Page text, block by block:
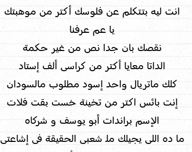
انت ليه بتتكلم عن فلوسك أكتر من موهبتك
يا عم عرفنا
نقصك بان جدا نص من غير حكمة
الداتا معايا أكتر من كراسى ألف إستاد
كلك ماتريال واحد إسود مطلوب مالسودان
إنت بائس اكتر من تخينة خست بقت فلات
الإسم براندات أبو يوسف و شركاه
ما ده اللى يجيلك ملـ شعبى الحقيقة فى إشاعتى